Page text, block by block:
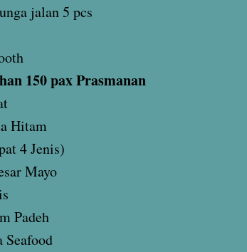
jalan 5 pcs
150 pax Prasmanan
Hitam
4 Jenis)
Mayo
Padeh
Seafood